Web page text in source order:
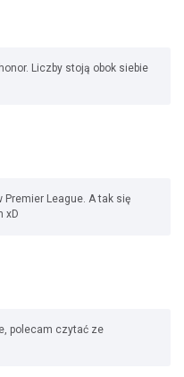
Liczby stoją obok siebie
Premier League. A tak się
xD
polecam czytać ze